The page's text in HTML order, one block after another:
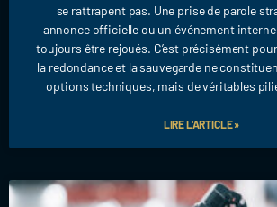
se rattrapent pas. Une prise de parole
annonce officielle ou un événement
toujours être rejoués. C’est précisément
la redondance et la sauvegarde ne
options techniques, mais de véritables
LIRE L'ARTICLE »